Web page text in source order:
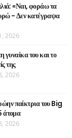
«Ναι, φοράω τα
- Δεν κατέγραψα
2026
του και το
της
2026
παίκτρια του Big
άτομα
2026